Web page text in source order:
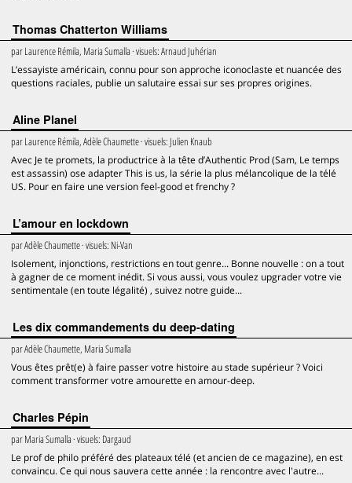
Thomas Chatterton Williams
parLaurence Rémila, Maria Sumalla · visuels:Arnaud Juhérian
L’essayiste américain, connu pour son approche iconoclaste et nuancée des
questions raciales, publie un salutaire essai sur ses propres origines.
Aline Planel
parLaurence Rémila, Adèle Chaumette· visuels: Julien Knaub
Avec Je te promets, la productrice à la tête d’Authentic Prod (Sam, Le temps
est assassin) ose adapter This is us, la série la plus mélancolique de la télé
US. Pour en faire une version feel-good et frenchy ?
L’amour en lockdown
parAdèle Chaumette· visuels: Ni-Van
Isolement, injonctions, restrictions en tout genre... Bonne nouvelle : on a tout
à gagner de ce moment inédit. Si vous aussi, vous voulez upgrader votre vie
sentimentale (en toute légalité) , suivez notre guide...
Les dix commandements du deep-dating
parAdèle Chaumette, Maria Sumalla
Vous êtes prêt(e) à faire passer votre histoire au stade supérieur ? Voici
comment transformer votre amourette en amour-deep.
Charles Pépin
parMaria Sumalla · visuels: Dargaud
Le prof de philo préféré des plateaux télé (et ancien de ce magazine), en est
convaincu. Ce qui nous sauvera cette année : la rencontre avec l'autre...